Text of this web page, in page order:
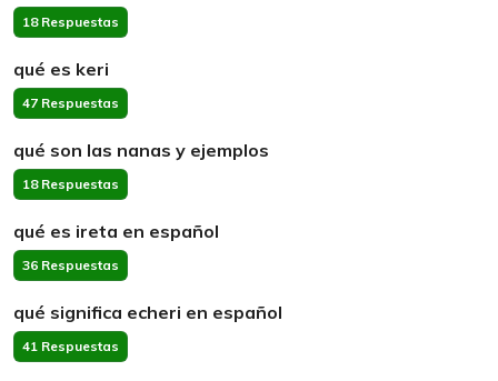
18 Respuestas
qué es keri
47 Respuestas
qué son las nanas y ejemplos
18 Respuestas
qué es ireta en español
36 Respuestas
qué significa echeri en español
41 Respuestas